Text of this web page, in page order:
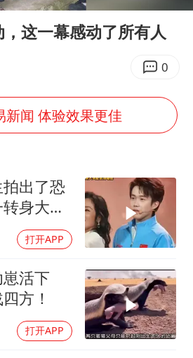
台风白海豚最新路径研判来了
船舶避风项目停工 多地全力防台风
我国编制完成新版全月地质图
“深圳地面沉降致车辆损坏”不实
男子结婚8年发现3个女儿均非亲生
奋进开新局 实干挑大梁
这一幕感动了所有人
0
新闻 体验效果更佳
出了恐
身大头
打开APP
活下
方！
打开APP